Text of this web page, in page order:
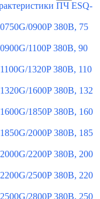
ПЧ ESQ-
0900P 380В, 75
1100P 380В, 90
1320P 380В, 110
1600P 380В, 132
1850P 380В, 160
2000P 380В, 185
2200P 380В, 200
2500P 380В, 220
2800P 380В, 250